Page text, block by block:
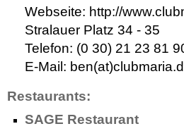
Webseite: http://
Stralauer Platz 34 - 35
Telefon: (0 30) 21 23 81
E-Mail:
Restaurants:
SAGE Restaurant